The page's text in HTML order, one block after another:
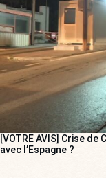
[VOTRE AVIS] Crise
avec l’Espagne ?